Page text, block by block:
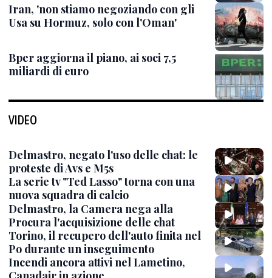
Iran, 'non stiamo negoziando con gli
Usa su Hormuz, solo con l'Oman'
Bper aggiorna il piano, ai soci 7,5
miliardi di euro
VIDEO
Delmastro, negato l'uso delle chat: le
proteste di Avs e M5s
La serie tv "Ted Lasso" torna con una
nuova squadra di calcio
Delmastro, la Camera nega alla
Procura l'acquisizione delle chat
Torino, il recupero dell'auto finita nel
Po durante un inseguimento
Incendi ancora attivi nel Lametino,